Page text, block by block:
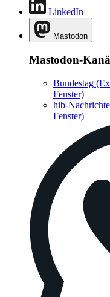
LinkedIn
Mastodon
Mastodon-
Bundestag
Fenster)
hib-
Fenster)